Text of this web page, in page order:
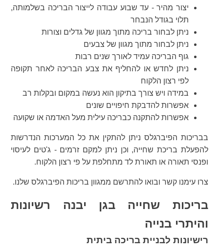
יצור מהיר - עד שבוע עבודה לייצור הבריכה בשלמותה,
תלוי בגודל הנבחר
ניתן לבחור בריכה מתוך מגוון של גדלים וצורות
ניתן לבחור מתוך מגוון של צבעים
גוף הבריכה עמיד לאורך שנים רבות
ניתן לחדש או להחליף את צבע הבריכה לאחר תקופה
לפי רצון הלקוח
במידה ויש צורך בתיקון הוא נעשה במקום ובקלות רב
אפשרות להדבקת חיפויים שונים
אפשרות להתקנה כבריכה עילית מעל האדמה או שקועה
בבריכות הפיברגלס ניתן להתקין את כל המערכות הנדרשות
להפעלת בריכת שחייה, וכן ניתן למקם זרמים - ג'טים לעיסוי
ופנסי תאורה או תאורת לד מתחלפת על פי רצון הלקוח.
צרו עימנו קשר ובואו להתרשם ממגוון בריכות הפיברגלס שלנו.
בריכות שחייה בגן יבנה רשיונות
והיתרי בנייה
רישיונות לבניית בריכה ביתית